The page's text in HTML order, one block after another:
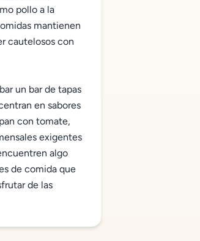
pollo a la
mantienen
cautelosos con
un bar de tapas
en sabores
con tomate,
exigentes
algo
de comida que
de las